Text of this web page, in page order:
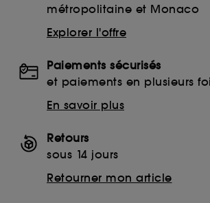
métropolitaine et Monaco
Explorer l'offre
Paiements sécurisés
et paiements en plusieurs
En savoir plus
Retours
sous 14 jours
Retourner mon article